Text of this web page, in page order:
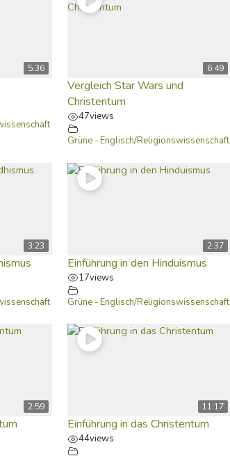
5:36 6:49
Vergleich Star Wars und
Christentum
47views
Grüne - Englisch/Religionswissenschaft
3:23 2:37
Einführung in den Hinduismus
17views
Grüne - Englisch/Religionswissenschaft
2:59 11:17
Einführung in das Christentum
44views